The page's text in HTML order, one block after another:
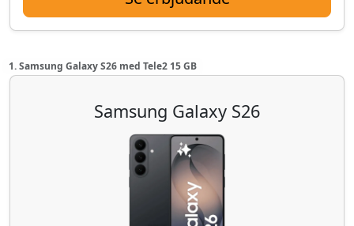
1. Samsung Galaxy S26 med Tele2 15 GB
Samsung Galaxy S26